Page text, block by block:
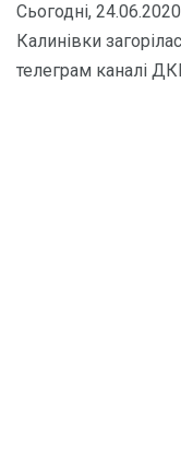
Сьогодні,
Калинівки
телеграм каналі